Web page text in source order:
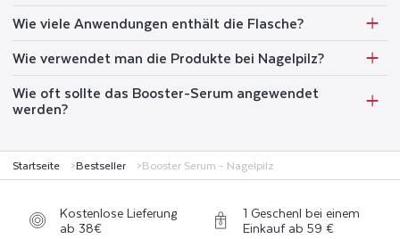
Wie viele Anwendungen enthält die Flasche?
Wie verwendet man die Produkte bei Nagelpilz?
Wie oft sollte das Booster-Serum angewendet
werden?
Startseite Bestseller Booster Serum - Nagelpilz
Kostenlose Lieferung
ab 38€
1 Geschenl bei einem
Einkauf ab 59 €